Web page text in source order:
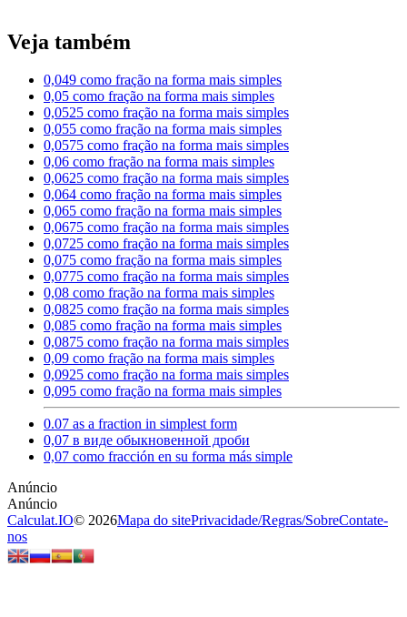
Veja também
0,049 como fração na forma mais simples
0,05 como fração na forma mais simples
0,0525 como fração na forma mais simples
0,055 como fração na forma mais simples
0,0575 como fração na forma mais simples
0,06 como fração na forma mais simples
0,0625 como fração na forma mais simples
0,064 como fração na forma mais simples
0,065 como fração na forma mais simples
0,0675 como fração na forma mais simples
0,0725 como fração na forma mais simples
0,075 como fração na forma mais simples
0,0775 como fração na forma mais simples
0,08 como fração na forma mais simples
0,0825 como fração na forma mais simples
0,085 como fração na forma mais simples
0,0875 como fração na forma mais simples
0,09 como fração na forma mais simples
0,0925 como fração na forma mais simples
0,095 como fração na forma mais simples
0.07 as a fraction in simplest form
0,07 в виде обыкновенной дроби
0,07 como fracción en su forma más simple
Calculat.IO© 2026Mapa do sitePrivacidade/Regras/SobreContate-
nos